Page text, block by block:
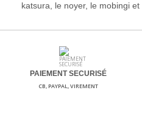
katsura, le noyer, le mobingi et
PAIEMENT SECURISÉ
CB, PAYPAL, VIREMENT